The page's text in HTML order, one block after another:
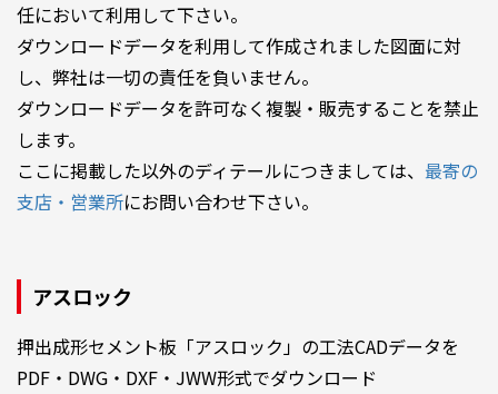
任において利用して下さい。
ダウンロードデータを利用して作成されました図面に対
し、弊社は一切の責任を負いません。
ダウンロードデータを許可なく複製・販売することを禁止
します。
ここに掲載した以外のディテールにつきましては、 最寄の
支店・営業所にお問い合わせ下さい。
アスロック
押出成形セメント板「アスロック」の工法CADデータを
PDF・DWG・DXF・JWW形式でダウンロード